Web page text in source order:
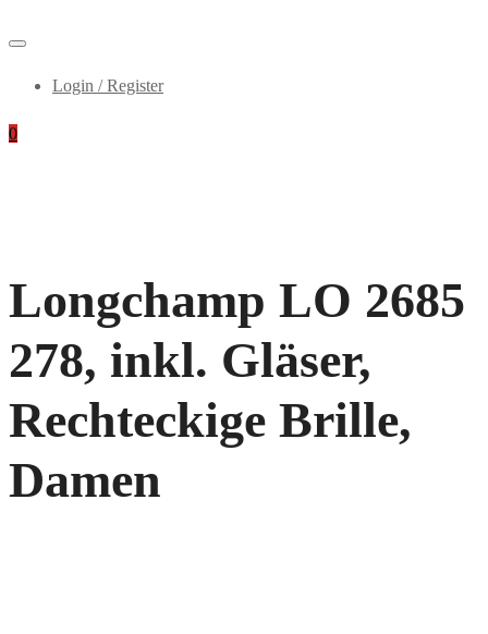
Login / Register
0
Longchamp LO 2685
278, inkl. Gläser,
Rechteckige Brille,
Damen